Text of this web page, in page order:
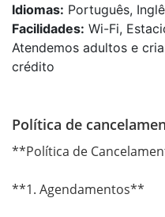
Idiomas: Português,
Facilidades: Wi-Fi,
Atendemos adultos e
crédito
Política de
**Política de
**1. Agendamentos**